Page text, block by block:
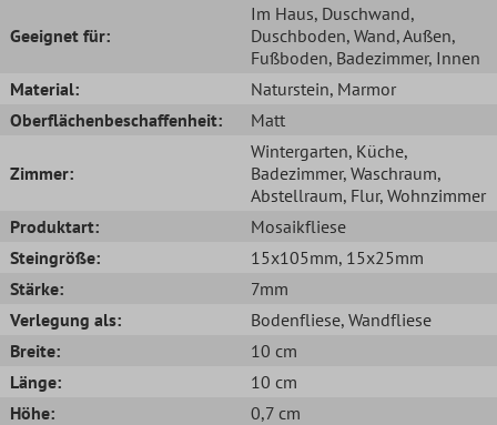
Geeignet für:
Im Haus, Duschwand,
Duschboden, Wand, Außen,
Fußboden, Badezimmer, Innen
Material:
Naturstein, Marmor
Oberflächenbeschaffenheit:
Matt
Zimmer:
Wintergarten, Küche,
Badezimmer, Waschraum,
Abstellraum, Flur, Wohnzimmer
Produktart:
Mosaikfliese
Steingröße:
15x105mm, 15x25mm
Stärke:
7mm
Verlegung als:
Bodenfliese, Wandfliese
Breite:
10 cm
Länge:
10 cm
Höhe:
0,7 cm